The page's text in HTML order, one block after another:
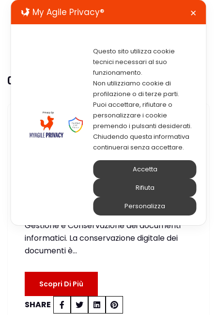
Categoria: Gestione documentale
23 Novembre 2021
La Nuova Conservazione
Digitale È Alle Porte. Tu Sei
Prorogato al 1° Gennaio 2022 l’obbligo di
attuazione delle Linee Guida su Formazione,
Gestione e Conservazione dei documenti
informatici. La conservazione digitale dei
documenti è…
Scopri Di Più
SHARE
My Agile Privacy® ✕
Questo sito utilizza cookie
tecnici necessari al suo
funzionamento.
Non utilizziamo cookie di
profilazione o di terze parti.
Puoi accettare, rifiutare o
personalizzare i cookie
premendo i pulsanti desiderati.
Chiudendo questa informativa
continuerai senza accettare.
Accetta
Rifiuta
Personalizza